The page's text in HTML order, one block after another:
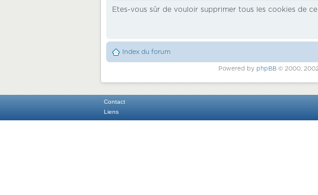
Etes-vous sûr de vouloir supprimer tous les cookies de
Index du forum
Powered by phpBB© 2000,
Contact
Liens